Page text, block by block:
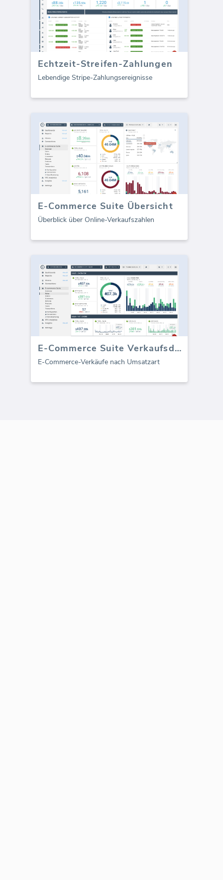
Echtzeit-Streifen-Zahlungen
Lebendige Stripe-Zahlungsereignisse
E-Commerce Suite Übersicht
Überblick über Online-Verkaufszahlen
E-Commerce Suite Verkaufsdashboard
E-Commerce-Verkäufe nach Umsatzart